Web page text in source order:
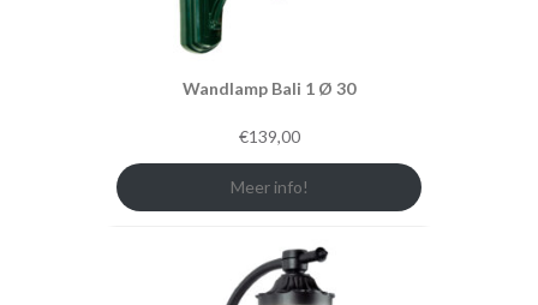
Wandlamp Bali 1 Ø 30
€139,00
Meer info!